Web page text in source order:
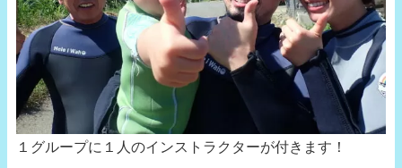
１グループに１人のインストラクターが付きます！